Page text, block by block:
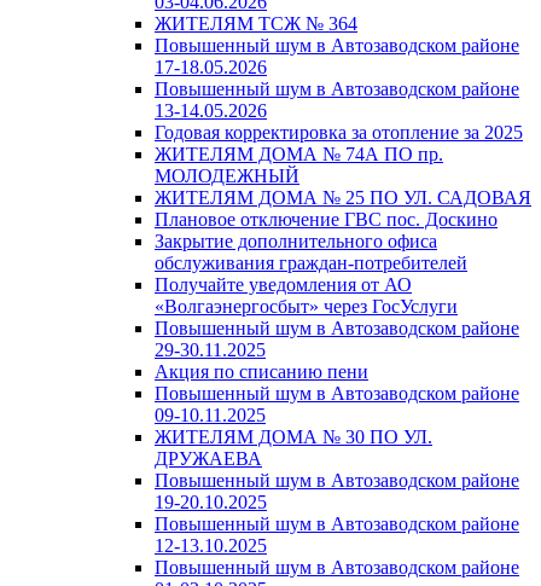
ЖИТЕЛЯМ ТСЖ № 364
Повышенный шум в Автозаводском районе
17-18.05.2026
Повышенный шум в Автозаводском районе
13-14.05.2026
Годовая корректировка за отопление за 2025
ЖИТЕЛЯМ ДОМА № 74А ПО пр.
МОЛОДЕЖНЫЙ
ЖИТЕЛЯМ ДОМА № 25 ПО УЛ. САДОВАЯ
Плановое отключение ГВС пос. Доскино
Закрытие дополнительного офиса
обслуживания граждан-потребителей
Получайте уведомления от АО
«Волгаэнергосбыт» через ГосУслуги
Повышенный шум в Автозаводском районе
29-30.11.2025
Акция по списанию пени
Повышенный шум в Автозаводском районе
09-10.11.2025
ЖИТЕЛЯМ ДОМА № 30 ПО УЛ.
ДРУЖАЕВА
Повышенный шум в Автозаводском районе
19-20.10.2025
Повышенный шум в Автозаводском районе
12-13.10.2025
Повышенный шум в Автозаводском районе